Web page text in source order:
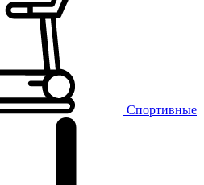
Спортивные